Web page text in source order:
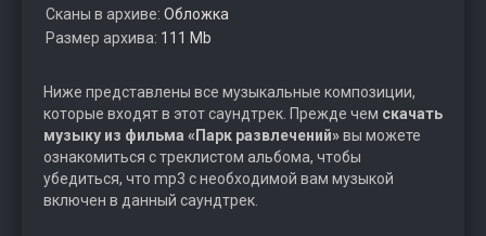
Сканы в архиве: Обложка
Размер архива: 111 Mb
Ниже представлены все музыкальные композиции,
которые входят в этот саундтрек. Прежде чем скачать
музыку из фильма «Парк развлечений»вы можете
ознакомиться с треклистом альбома, чтобы
убедиться, что mp3 с необходимой вам музыкой
включен в данный саундтрек.